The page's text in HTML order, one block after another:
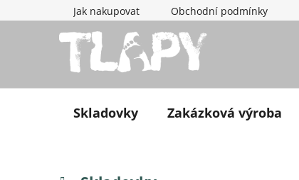
Přejít na obsahJak nakupovat Obchodní podmínky
Skladovky Zakázková výroba
Postranní panel
Přeskočit kategorie
Kategorie